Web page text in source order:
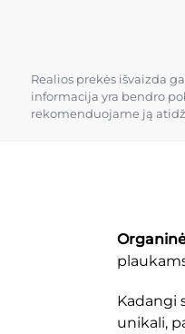
Realios prekės išvaizda
informacija yra bendro
rekomenduojame ją
Kadangi
unikali,